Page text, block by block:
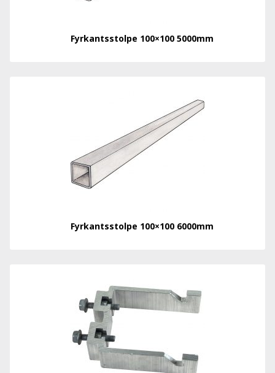
Fyrkantsstolpe 100×100 5000mm
Fyrkantsstolpe 100×100 6000mm